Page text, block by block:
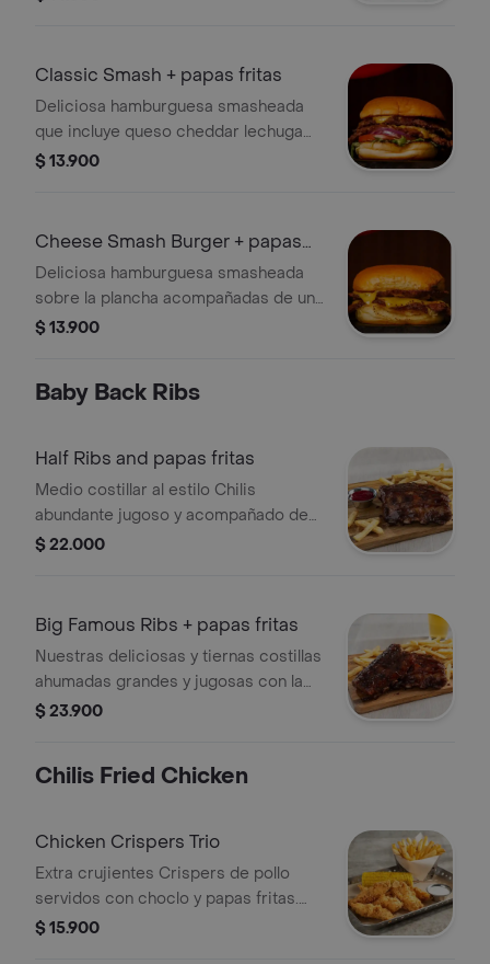
Classic Smash + papas fritas
Deliciosa hamburguesa smasheada
que incluye queso cheddar lechuga
fresca tomate cebolla mprada
$ 13.900
Cheese Smash Burger + papas
fritas
Deliciosa hamburguesa smasheada
sobre la plancha acompañadas de un
infaltable queso cheddar que derrite
$ 13.900
Baby Back Ribs
Half Ribs and papas fritas
Medio costillar al estilo Chilis
abundante jugoso y acompañado de
papas fritas y salsa a elección.
$ 22.000
Big Famous Ribs + papas fritas
Nuestras deliciosas y tiernas costillas
ahumadas grandes y jugosas con la
salsa a tu elección y papas fritas.
$ 23.900
Chilis Fried Chicken
Chicken Crispers Trio
Extra crujientes Crispers de pollo
servidos con choclo y papas fritas.
Puedes elegir la salsa que desees
$ 15.900